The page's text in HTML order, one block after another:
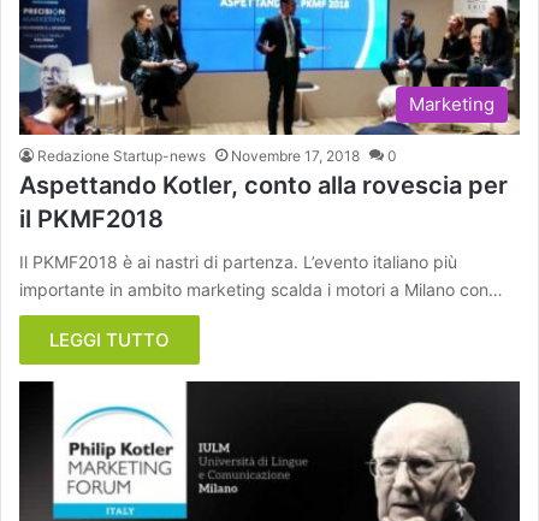
Marketing
Redazione Startup-news Novembre 17, 2018 0
Aspettando Kotler, conto alla rovescia per
il PKMF2018
Il PKMF2018 è ai nastri di partenza. L’evento italiano più
importante in ambito marketing scalda i motori a Milano con…
LEGGI TUTTO